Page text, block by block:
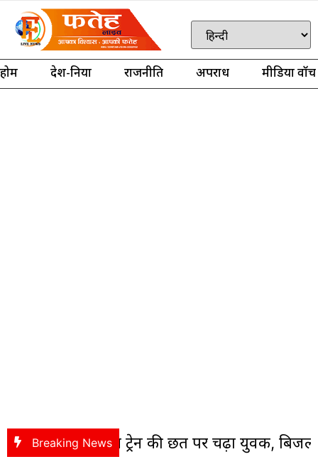
होम देश-दुनिया राजनीति अपराध मीडिया वॉच
Breaking News
में ट्रेन की छत पर चढ़ा युवक, बिजली का झटका